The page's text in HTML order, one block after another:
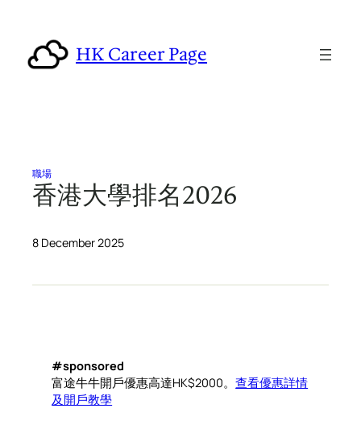
content
HK Career Page
職場
香港大學排名2026
8 December 2025
#sponsored
富途牛牛開戶優惠高達HK$2000。查看優惠詳情
及開戶教學